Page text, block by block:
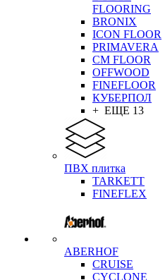
FLOORING
BRONIX
ICON FLOOR
PRIMAVERA
CM FLOOR
OFFWOOD
FINEFLOOR
КУБЕРПОЛ
+ ЕЩЕ 13
ПВХ плитка
TARKETT
FINEFLEX
ABERHOF
CRUISE
CYCLONE